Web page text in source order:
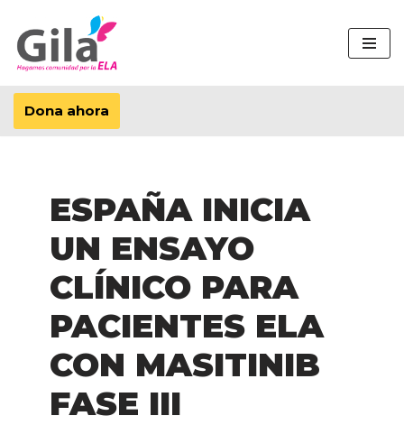
Saltar
al
contenido
Dona ahora
ESPAÑA INICIA
UN ENSAYO
CLÍNICO PARA
PACIENTES ELA
CON MASITINIB
FASE III